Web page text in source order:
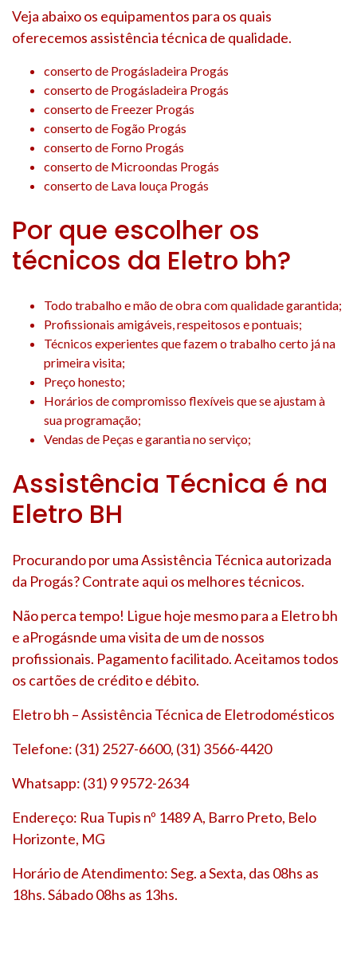
Veja abaixo os equipamentos para os quais
oferecemos assistência técnica de qualidade.
conserto de Progásladeira Progás
conserto de Progásladeira Progás
conserto de Freezer Progás
conserto de Fogão Progás
conserto de Forno Progás
conserto de Microondas Progás
conserto de Lava louça Progás
Por que escolher os
técnicos da Eletro bh?
Todo trabalho e mão de obra com qualidade garantida;
Profissionais amigáveis, respeitosos e pontuais;
Técnicos experientes que fazem o trabalho certo já na
primeira visita;
Preço honesto;
Horários de compromisso flexíveis que se ajustam à
sua programação;
Vendas de Peças e garantia no serviço;
Assistência Técnica é na
Eletro BH
Procurando por uma Assistência Técnica autorizada
da Progás? Contrate aqui os melhores técnicos.
Não perca tempo! Ligue hoje mesmo para a Eletro bh
e aProgásnde uma visita de um de nossos
profissionais. Pagamento facilitado. Aceitamos todos
os cartões de crédito e débito.
Eletro bh – Assistência Técnica de Eletrodomésticos
Telefone: (31) 2527-6600, (31) 3566-4420
Whatsapp: (31) 9 9572-2634
Endereço: Rua Tupis nº 1489 A, Barro Preto, Belo
Horizonte, MG
Horário de Atendimento: Seg. a Sexta, das 08hs as
18hs. Sábado 08hs as 13hs.